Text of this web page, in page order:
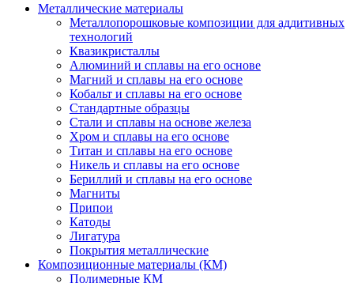
Металлические материалы
Металлопорошковые композиции для аддитивных
технологий
Квазикристаллы
Алюминий и сплавы на его основе
Магний и сплавы на его основе
Кобальт и сплавы на его основе
Стандартные образцы
Стали и сплавы на основе железа
Хром и сплавы на его основе
Титан и сплавы на его основе
Никель и сплавы на его основе
Бериллий и сплавы на его основе
Магниты
Припои
Катоды
Лигатура
Покрытия металлические
Композиционные материалы (КМ)
Полимерные КМ